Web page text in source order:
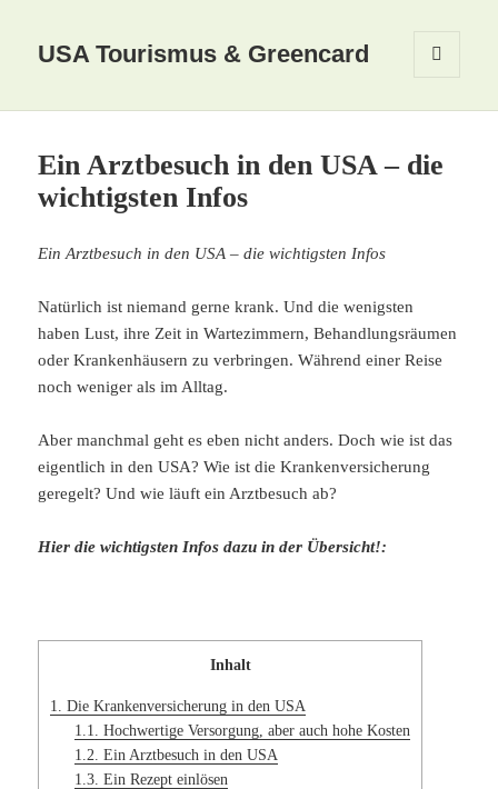
USA Tourismus & Greencard
WIDGETS
Ein Arztbesuch in den USA – die
wichtigsten Infos
Ein Arztbesuch in den USA – die wichtigsten Infos
Natürlich ist niemand gerne krank. Und die wenigsten
haben Lust, ihre Zeit in Wartezimmern, Behandlungsräumen
oder Krankenhäusern zu verbringen. Während einer Reise
noch weniger als im Alltag.
Aber manchmal geht es eben nicht anders. Doch wie ist das
eigentlich in den USA? Wie ist die Krankenversicherung
geregelt? Und wie läuft ein Arztbesuch ab?
Hier die wichtigsten Infos dazu in der Übersicht!:
Inhalt
1.
Die Krankenversicherung in den USA
1.1.
Hochwertige Versorgung, aber auch hohe Kosten
1.2. Ein Arztbesuch in den USA
1.3. Ein Rezept einlösen